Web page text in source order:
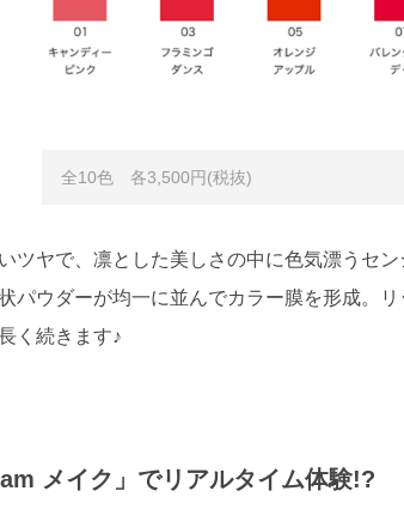
全10色 各3,500円(税抜)
ツヤで、凛とした美しさの中に色気漂うセ
パウダーが均一に並んでカラー膜を形成。
く続きます♪
メイク」でリアルタイム体験!?